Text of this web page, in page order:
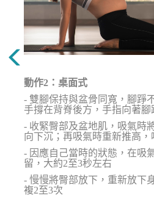
動作2：桌面式
- 雙腳保持與盆骨同寬，腳踭
手撐在背脊後方，手指向著腳
- 收緊臀部及盆地肌，吸氣時
向下沉；再吸氣時重新推高
- 因應自己當時的狀態，在吸
留，大約2至3秒左右
- 慢慢將臀部放下，重新放下
複2至3次